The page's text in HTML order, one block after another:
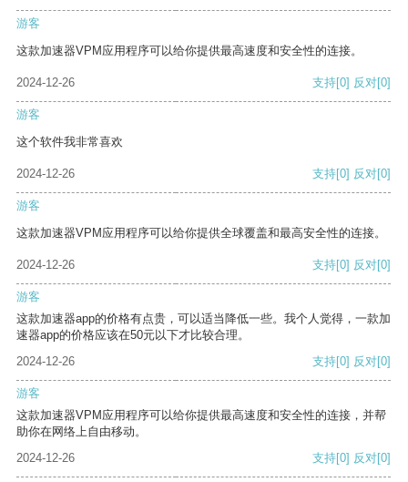
游客
这款加速器VPM应用程序可以给你提供最高速度和安全性的连接。
2024-12-26 支持[0] 反对[0]
游客
这个软件我非常喜欢
2024-12-26 支持[0] 反对[0]
游客
这款加速器VPM应用程序可以给你提供全球覆盖和最高安全性的连接。
2024-12-26 支持[0] 反对[0]
游客
这款加速器app的价格有点贵，可以适当降低一些。我个人觉得，一款加
速器app的价格应该在50元以下才比较合理。
2024-12-26
支持[0] 反对[0]
游客
这款加速器VPM应用程序可以给你提供最高速度和安全性的连接，并帮
助你在网络上自由移动。
2024-12-26
支持[0] 反对[0]